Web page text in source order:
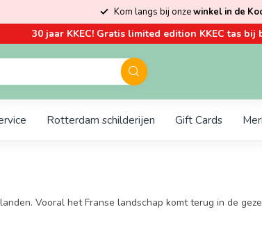
Kom langs bij onzewinkel in de
30 jaar KKEC! Gratis limited edition KKEC tas bij
Rotterdam schilderijen Gift Cards
Vooral het Franse landschap komt terug in de